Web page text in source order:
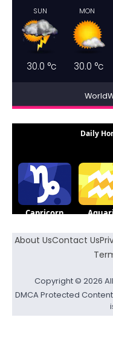
SUN
30.0 °c
MON
30.0 °c
About UsContact Us
Copyright © 2026
DMCA Protected